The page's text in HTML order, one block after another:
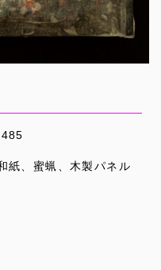
、蜜蝋、木製パネル